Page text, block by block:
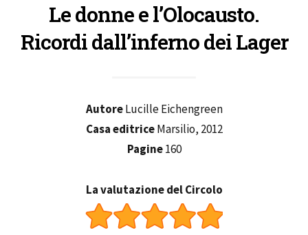
Le donne e l’Olocausto.
Ricordi dall’inferno dei Lager
AutoreLucille Eichengreen
Casa editriceMarsilio, 2012
Pagine160
La valutazione del Circolo